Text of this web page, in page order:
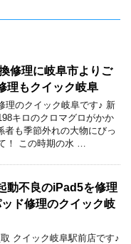
修理に岐阜市よりご
理もクイック岐阜
理のクイック岐阜です♪ 新
キロのクロマグロがかか
者も季節外れの大物にびっ
！ この時期の水 …
動不良のiPad5を修理
ド修理のクイック岐
クイック岐阜駅前店です♪